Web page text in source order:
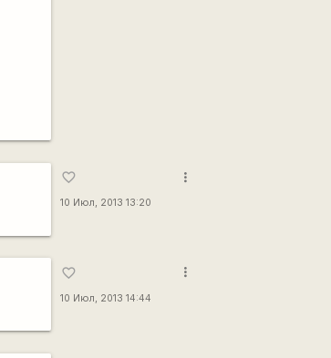
favorite_border
10 Июл, 2013 13:20
more_vert
favorite_border
10 Июл, 2013 14:44
more_vert